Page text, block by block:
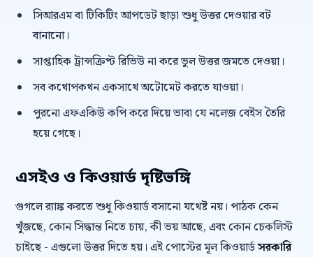
সিআরএম বা টিকিটিং আপডেট ছাড়া শুধু উত্তর দেওয়ার বট
বানানো।
সাপ্তাহিক ট্রান্সক্রিপ্ট রিভিউ না করে ভুল উত্তর জমতে দেওয়া।
সব কথোপকথন একসাথে অটোমেট করতে যাওয়া।
পুরনো এফএকিউ কপি করে দিয়ে ভাবা যে নলেজ বেইস তৈরি
হয়ে গেছে।
এসইও ও কিওয়ার্ড দৃষ্টিভঙ্গি
গুগলে র‍্যাঙ্ক করতে শুধু কিওয়ার্ড বসানো যথেষ্ট নয়। পাঠক কেন
খুঁজছে, কোন সিদ্ধান্ত নিতে চায়, কী ভয় আছে, এবং কোন চেকলিস্ট
চাইছে - এগুলো উত্তর দিতে হয়। এই পোস্টের মূল কিওয়ার্ডসরকারি